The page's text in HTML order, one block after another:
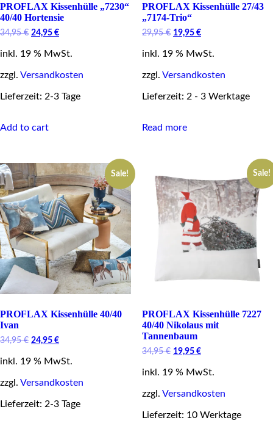
PROFLAX Kissenhülle „7230“
40/40 Hortensie
34,95€ Original
was:
24,95 €Current
is:
inkl. 19 % MwSt.
zzgl. Versandkosten
Lieferzeit: 2-3 Tage
Add to cart
PROFLAX Kissenhülle 27/43
„7174-Trio“
29,95€ Original
was:
19,95 €Current
is:
inkl. 19 % MwSt.
zzgl. Versandkosten
Lieferzeit: 2 - 3 Werktage
Read more
Sale!
PROFLAX Kissenhülle 40/40
Ivan
34,95€ Original
was:
24,95 €Current
is:
inkl. 19 % MwSt.
zzgl. Versandkosten
Lieferzeit: 2-3 Tage
Sale!
PROFLAX Kissenhülle 7227
40/40 Nikolaus mit
Tannenbaum
34,95€ Original
was:
19,95 €Current
is:
inkl. 19 % MwSt.
zzgl. Versandkosten
Lieferzeit: 10 Werktage